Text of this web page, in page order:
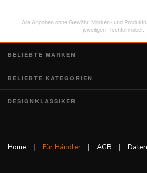
Alle Angaben ohne Gewähr. Marken- und
jeweiligen Rechteinhaber.
BELIEBTE MARKEN
BELIEBTE KATEGORIEN
DESIGNKLASSIKER
Home | Für Händler | AGB |